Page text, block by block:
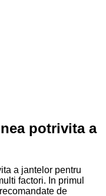
potrivita a
a jantelor pentru
factori. In primul
de